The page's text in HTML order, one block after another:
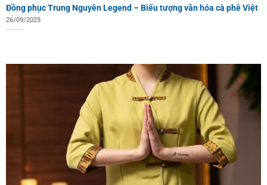
Đồng phục Trung Nguyên Legend – Biểu tượng văn hóa cà phê Việt
26/09/2025